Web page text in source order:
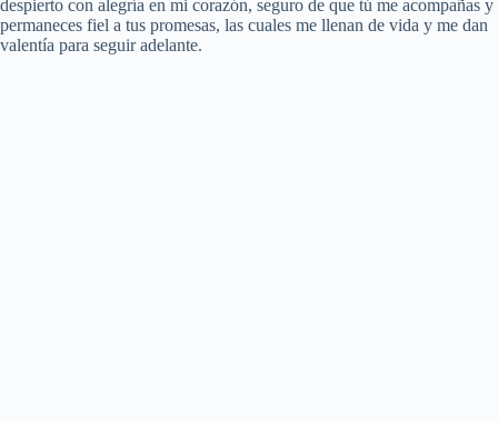
despierto con alegría en mi corazón, seguro de que tú me acompañas y
permaneces fiel a tus promesas, las cuales me llenan de vida y me dan
valentía para seguir adelante.